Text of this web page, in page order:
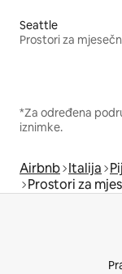
Seattle
Prostori za
*Za određena
iznimke.
Airbnb Italija
Prostori za